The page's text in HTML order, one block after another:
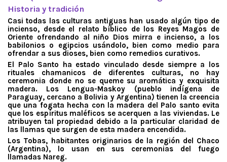
Historia y tradición
Casi todas las culturas antiguas han usado algún tipo de
incienso, desde el relato bíblico de los Reyes Magos de
Oriente ofrendando al niño Dios mirra e incienso, a los
babilonios o egipcios usándolo, bien como medio para
ofrendar a sus dioses, bien como remedios curativos.
El Palo Santo ha estado vinculado desde siempre a los
rituales chamanicos de diferentes culturas, no hay
ceremonia donde no se queme su aromática y exquisita
madera. Los Lengua-Maskoy (pueblo indígena de
Paraguay, cercano a Bolivia y Argentina) tienen la creencia
que una fogata hecha con la madera del Palo santo evita
que los espíritus maléficos se acerquen a las viviendas. Le
atribuyen tal propiedad debido a la particular claridad de
las llamas que surgen de esta madera encendida.
Los Tobas, habitantes originarios de la región del Chaco
(Argentina), lo usan en sus ceremonias del fuego
llamadas Nareg.